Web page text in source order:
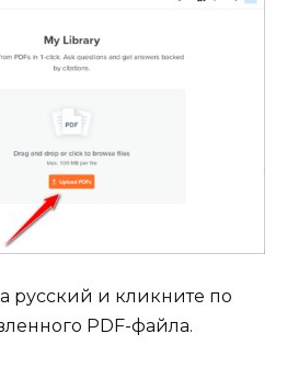
русский и кликните по
PDF-файла.